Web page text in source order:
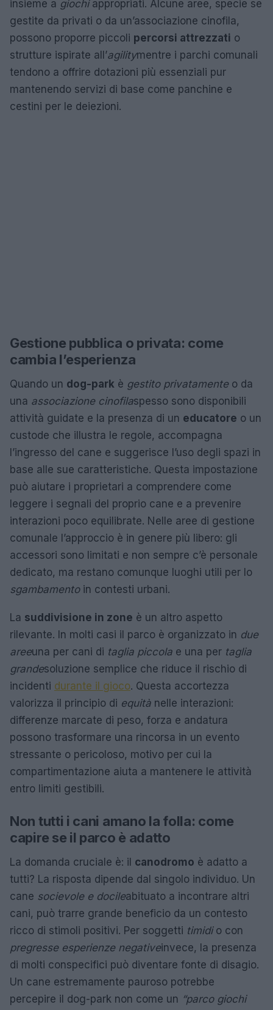
insieme a giochiappropriati. Alcune aree, specie se
gestite da privati o da un’associazione cinofila,
possono proporre piccoli percorsi attrezzati o
strutture ispirate all’agilitymentre i parchi comunali
tendono a offrire dotazioni più essenziali pur
mantenendo servizi di base come panchine e
cestini per le deiezioni.
Gestione pubblica o privata: come
cambia l’esperienza
Quando un dog-park è gestito privatamenteo da
una associazione cinofilaspesso sono disponibili
attività guidate e la presenza di un educatore o un
custode che illustra le regole, accompagna
l’ingresso del cane e suggerisce l’uso degli spazi in
base alle sue caratteristiche. Questa impostazione
può aiutare i proprietari a comprendere come
leggere i segnali del proprio cane e a prevenire
interazioni poco equilibrate. Nelle aree di gestione
comunale l’approccio è in genere più libero: gli
accessori sono limitati e non sempre c’è personale
dedicato, ma restano comunque luoghi utili per lo
sgambamentoin contesti urbani.
La suddivisione in zone è un altro aspetto
rilevante. In molti casi il parco è organizzato in due
areeuna per cani di taglia piccola e una per taglia
grandesoluzione semplice che riduce il rischio di
incidenti durante il gioco. Questa accortezza
valorizza il principio di equità nelle interazioni:
differenze marcate di peso, forza e andatura
possono trasformare una rincorsa in un evento
stressante o pericoloso, motivo per cui la
compartimentazione aiuta a mantenere le attività
entro limiti gestibili.
Non tutti i cani amano la folla: come
capire se il parco è adatto
La domanda cruciale è: il canodromo è adatto a
tutti? La risposta dipende dal singolo individuo. Un
cane socievole e docileabituato a incontrare altri
cani, può trarre grande beneficio da un contesto
ricco di stimoli positivi. Per soggetti timidio con
pregresse esperienze negativeinvece, la presenza
di molti conspecifici può diventare fonte di disagio.
Un cane estremamente pauroso potrebbe
percepire il dog-park non come un “parco giochi